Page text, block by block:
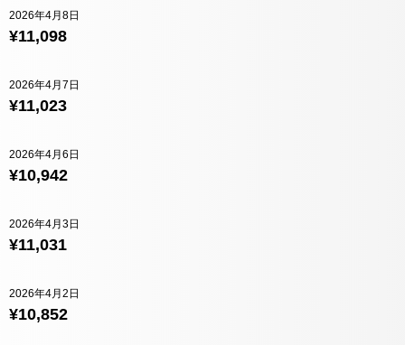
¥11,098
2026年4月8日
¥11,023
2026年4月7日
¥10,942
2026年4月6日
¥11,031
2026年4月3日
¥10,852
2026年4月2日